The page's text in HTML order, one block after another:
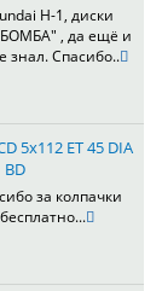
H-1, диски
, да ещё и
знал. Спасибо..
5x112 ET 45 DIA
BD
за колпачки